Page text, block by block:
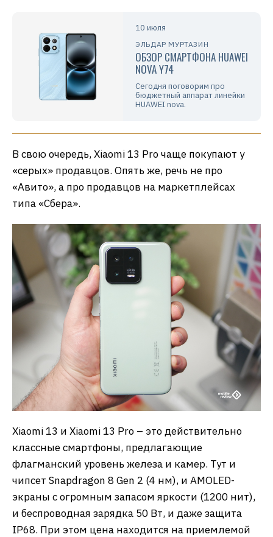
10 июля
ЭЛЬДАР МУРТАЗИН
ОБЗОР СМАРТФОНА HUAWEI
NOVA Y74
Сегодня поговорим про
бюджетный аппарат линейки
HUAWEI nova.
В свою очередь, Xiaomi 13 Pro чаще покупают у
«серых» продавцов. Опять же, речь не про
«Авито», а про продавцов на маркетплейсах
типа «Сбера».
Xiaomi 13 и Xiaomi 13 Pro – это действительно
классные смартфоны, предлагающие
флагманский уровень железа и камер. Тут и
чипсет Snapdragon 8 Gen 2 (4 нм), и AMOLED-
экраны с огромным запасом яркости (1200 нит),
и беспроводная зарядка 50 Вт, и даже защита
IP68. При этом цена находится на приемлемой